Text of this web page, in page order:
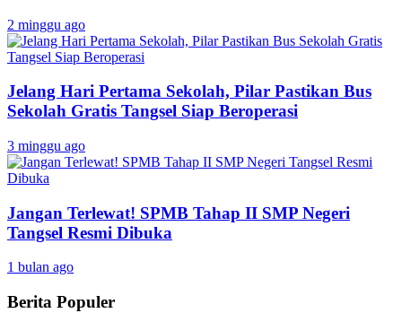
2 minggu ago
Jelang Hari Pertama Sekolah, Pilar Pastikan Bus
Sekolah Gratis Tangsel Siap Beroperasi
3 minggu ago
Jangan Terlewat! SPMB Tahap II SMP Negeri
Tangsel Resmi Dibuka
1 bulan ago
Berita Populer